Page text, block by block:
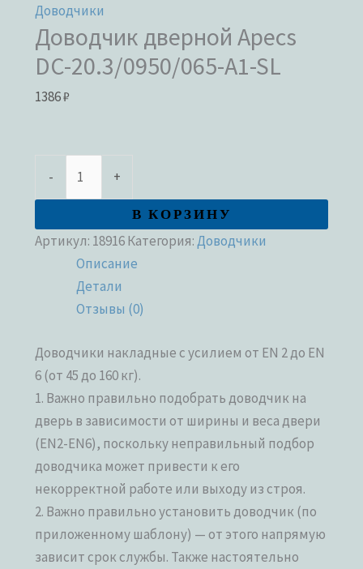
Доводчики
Доводчик дверной Apecs
DC-20.3/0950/065-A1-SL
1386₽
- +
В КОРЗИНУ
Артикул: 18916Категория:Доводчики
Описание
Детали
Отзывы (0)
Доводчики накладные с усилием от EN 2 до EN
6 (от 45 до 160 кг).
1. Важно правильно подобрать доводчик на
дверь в зависимости от ширины и веса двери
(EN2-EN6), поскольку неправильный подбор
доводчика может привести к его
некорректной работе или выходу из строя.
2. Важно правильно установить доводчик (по
приложенному шаблону) — от этого напрямую
зависит срок службы. Также настоятельно